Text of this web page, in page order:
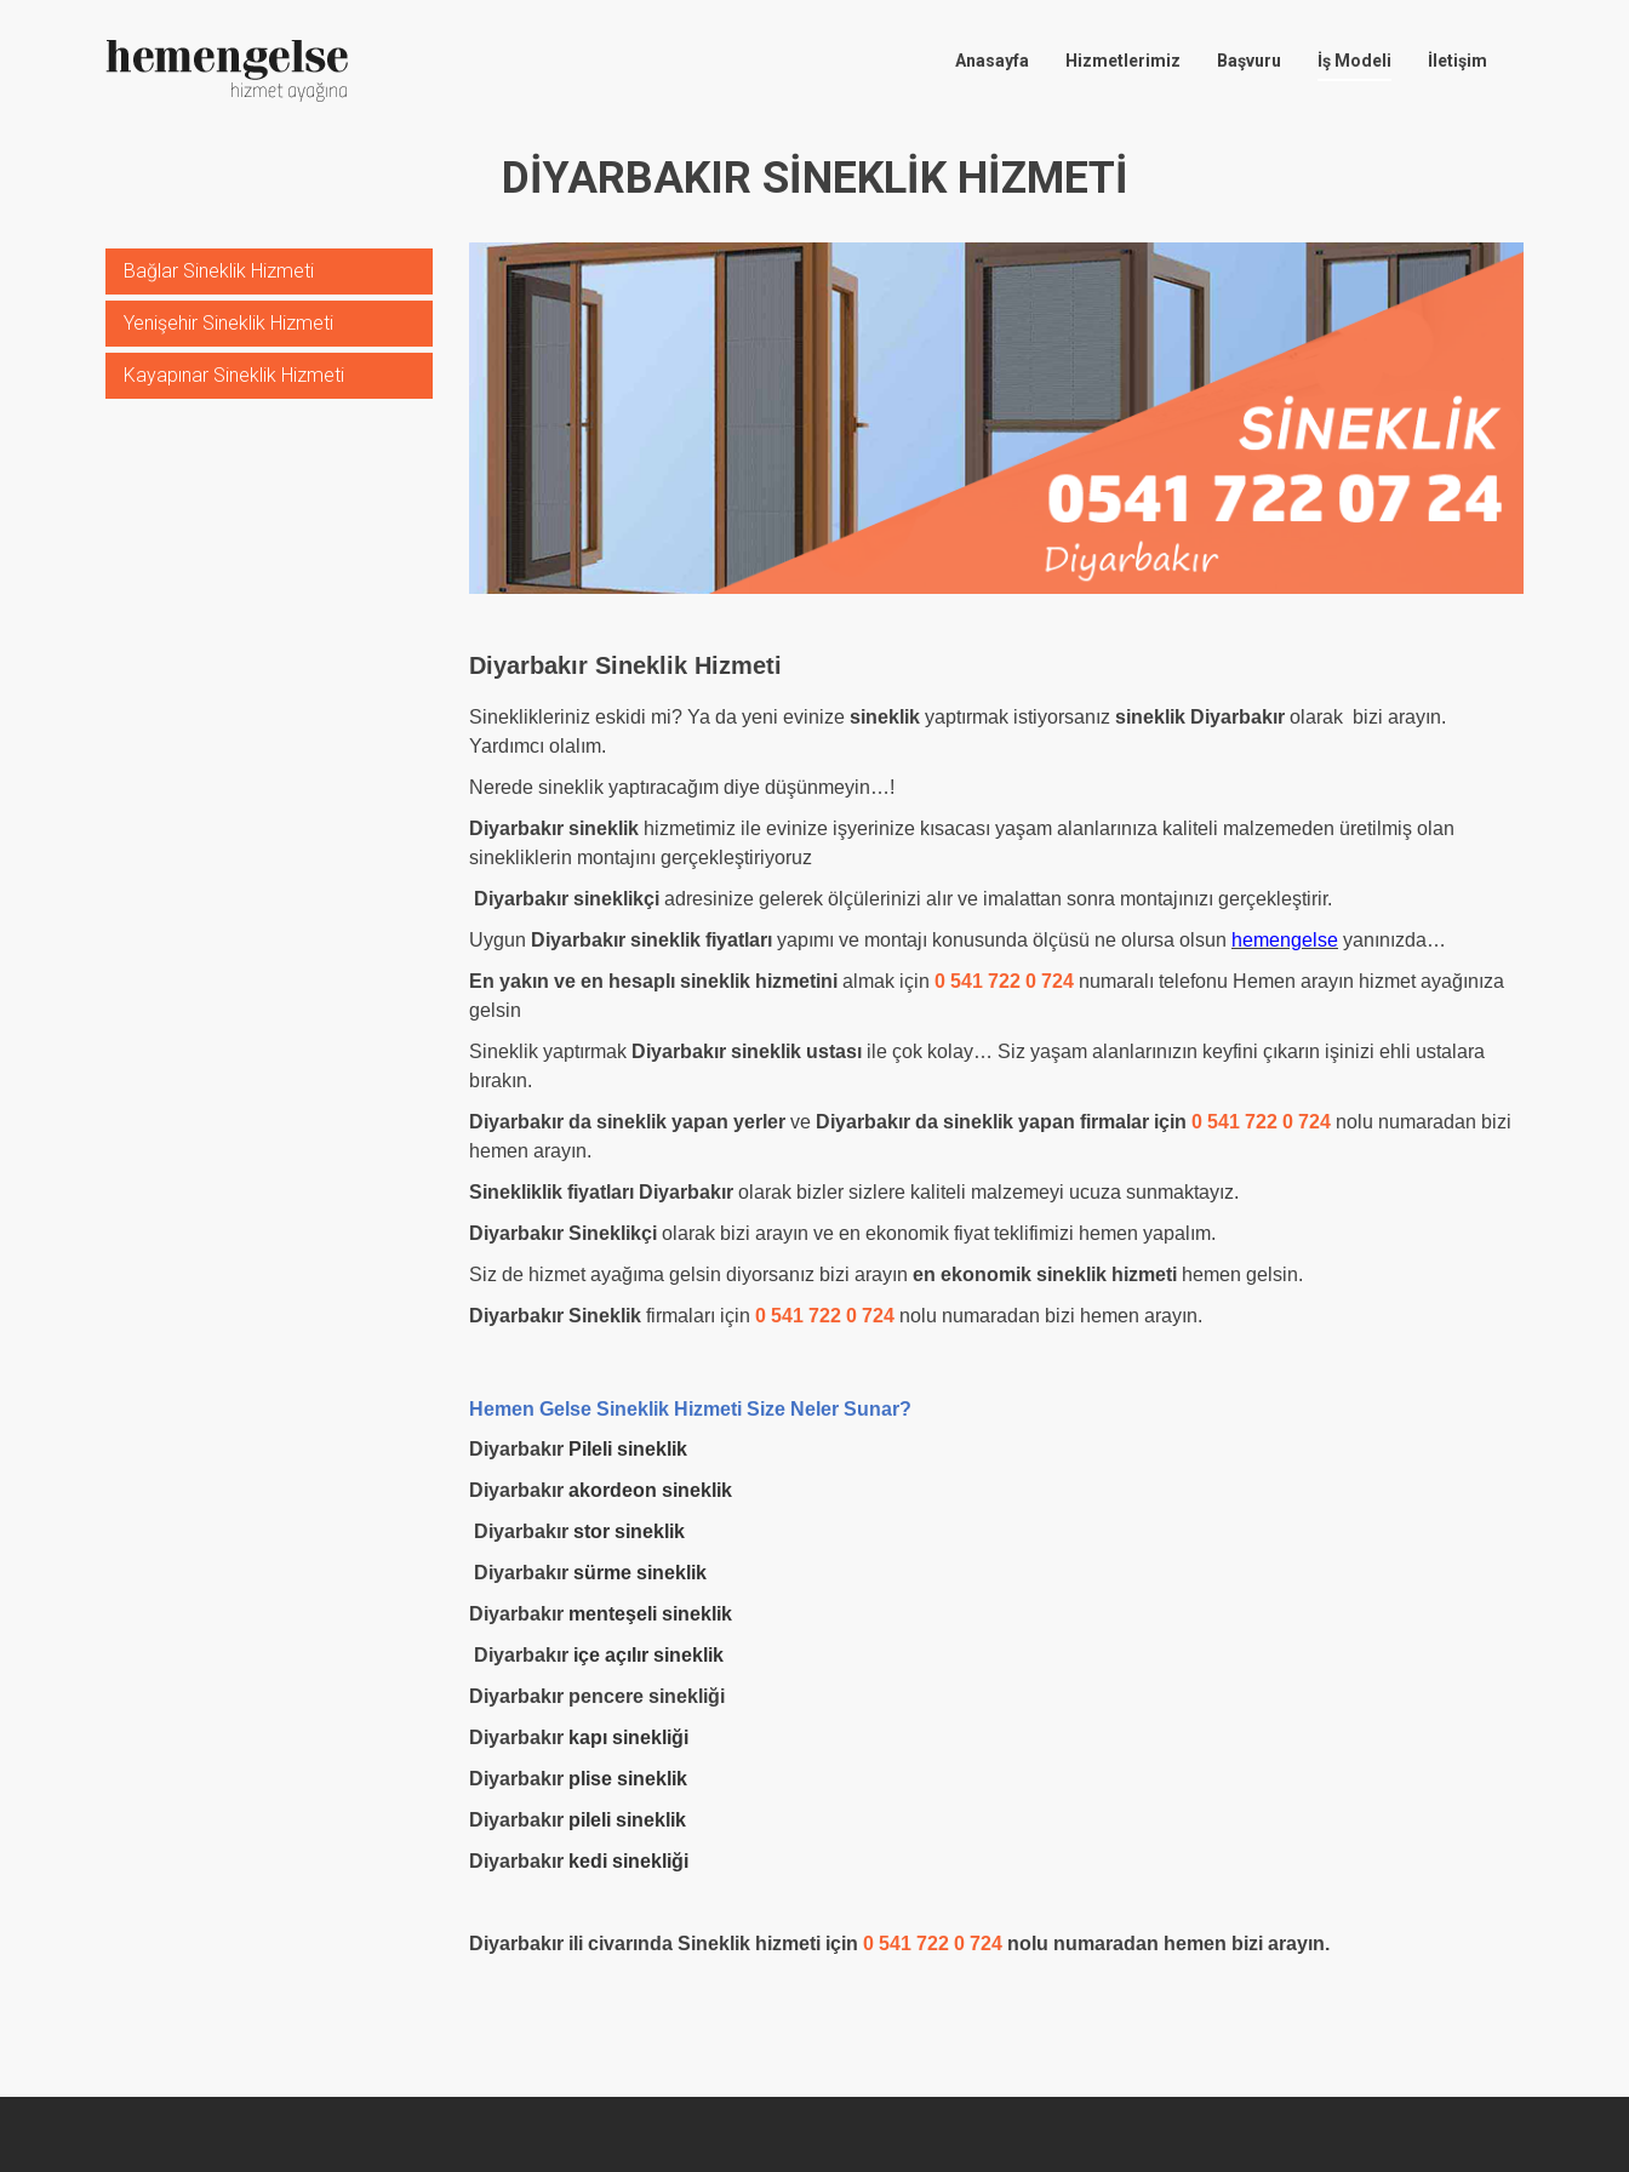
Anasayfa Hizmetlerimiz Başvuru İş Modeli İletişim
DIYARBAKIR SINEKLIK HIZMETI
Bağlar Sineklik Hizmeti
Yenişehir Sineklik Hizmeti
Kayapınar Sineklik Hizmeti
Diyarbakır Sineklik Hizmeti
Sineklikleriniz eskidi mi? Ya da yeni evinize sineklik yaptırmak istiyorsanız sineklik Diyarbakır olarak bizi arayın.
Yardımcı olalım.
Nerede sineklik yaptıracağım diye düşünmeyin…!
Diyarbakır sineklik hizmetimiz ile evinize işyerinize kısacası yaşam alanlarınıza kaliteli malzemeden üretilmiş olan
sinekliklerin montajını gerçekleştiriyoruz
Diyarbakır sineklikçi adresinize gelerek ölçülerinizi alır ve imalattan sonra montajınızı gerçekleştirir.
Uygun Diyarbakır sineklik fiyatları yapımı ve montajı konusunda ölçüsü ne olursa olsun hemengelse yanınızda…
En yakın ve en hesaplı sineklik hizmetini almak için 0 541 722 0 724 numaralı telefonu Hemen arayın hizmet ayağınıza
gelsin
Sineklik yaptırmak Diyarbakır sineklik ustası ile çok kolay… Siz yaşam alanlarınızın keyfini çıkarın işinizi ehli ustalara
bırakın.
Diyarbakır da sineklik yapan yerler ve Diyarbakır da sineklik yapan firmalar için 0 541 722 0 724 nolu numaradan bizi
hemen arayın.
Sinekliklik fiyatları Diyarbakır olarak bizler sizlere kaliteli malzemeyi ucuza sunmaktayız.
Diyarbakır Sineklikçi olarak bizi arayın ve en ekonomik fiyat teklifimizi hemen yapalım.
Siz de hizmet ayağıma gelsin diyorsanız bizi arayın en ekonomik sineklik hizmeti hemen gelsin.
Diyarbakır Sineklik firmaları için 0 541 722 0 724 nolu numaradan bizi hemen arayın.
Hemen Gelse Sineklik Hizmeti Size Neler Sunar?
Diyarbakır Pileli sineklik
Diyarbakır akordeon sineklik
Diyarbakır stor sineklik
Diyarbakır sürme sineklik
Diyarbakır menteşeli sineklik
Diyarbakır içe açılır sineklik
Diyarbakır pencere sinekliği
Diyarbakır kapı sinekliği
Diyarbakır plise sineklik
Diyarbakır pileli sineklik
Diyarbakır kedi sinekliği
Diyarbakır ili civarında Sineklik hizmeti için 0 541 722 0 724 nolu numaradan hemen bizi arayın.